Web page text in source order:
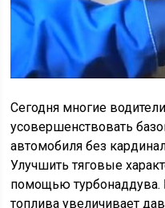
Сегодня многие
усовершенствовать
автомобиля без
Улучшить тяговые
помощью
топлива увеличивает